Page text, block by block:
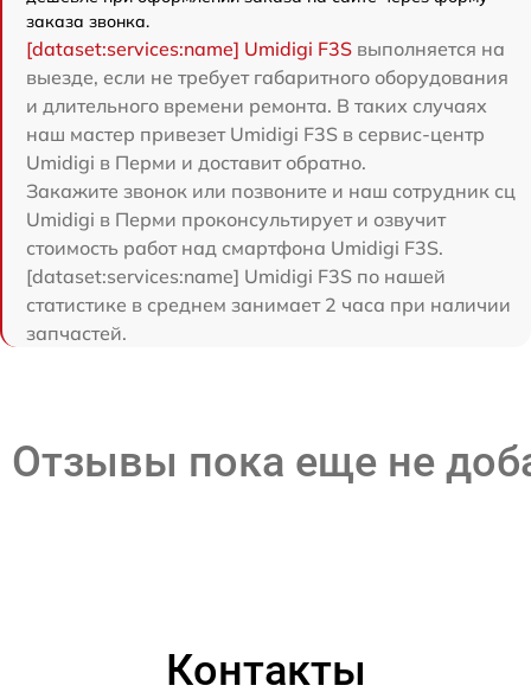
заказа звонка.
[dataset:services:name] Umidigi F3S выполняется на
выезде, если не требует габаритного оборудования
и длительного времени ремонта. В таких случаях
наш мастер привезет Umidigi F3S в сервис-центр
Umidigi в Перми и доставит обратно.
Закажите звонок или позвоните и наш сотрудник сц
Umidigi в Перми проконсультирует и озвучит
стоимость работ над смартфона Umidigi F3S.
[dataset:services:name] Umidigi F3S по нашей
статистике в среднем занимает 2 часа при наличии
запчастей.
Отзывы пока еще не
Контакты